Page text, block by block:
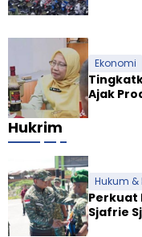
Ekonomi
Ajak
Hukrim
Hukum &
Perkuat
Sjafrie